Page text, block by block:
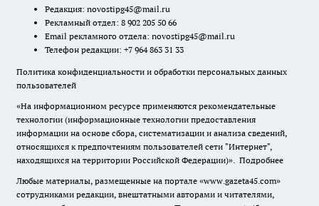
Редакция: novostipg45@mail.ru
Рекламный отдел: 8 902 205 50 66
Email рекламного отдела: novostipg45@mail.ru
Телефон редакции: +7 964 863 31 33
Политика конфиденциальности и обработки персональных данных
пользователей
«На информационном ресурсе применяются рекомендательные
технологии (информационные технологии предоставления
информации на основе сбора, систематизации и анализа сведений,
относящихся к предпочтениям пользователей сети "Интернет",
находящихся на территории Российской Федерации)». Подробнее
Любые материалы, размещенные на портале «www.gazeta45.com»
сотрудниками редакции, внештатными авторами и читателями,